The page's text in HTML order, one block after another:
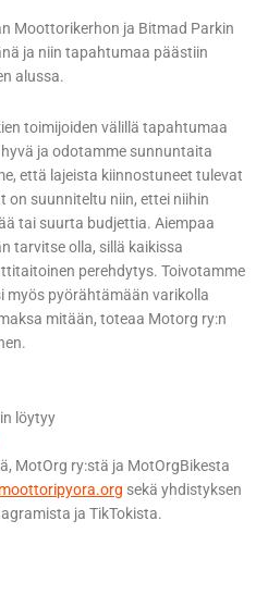
Moottorikerhon ja Bitmad Parkin
ja niin tapahtumaa päästiin
alussa.
toimijoiden välillä tapahtumaa
ja odotamme sunnuntaita
että lajeista kiinnostuneet tulevat
on suunniteltu niin, ettei niihin
tai suurta budjettia. Aiempaa
tarvitse olla, sillä kaikissa
perehdytys. Toivotamme
myös pyörähtämään varikolla
mitään, toteaa Motorg ry:n
löytyy
MotOrg ry:stä ja MotOrgBikesta
moottoripyora.org sekä yhdistyksen
ja TikTokista.